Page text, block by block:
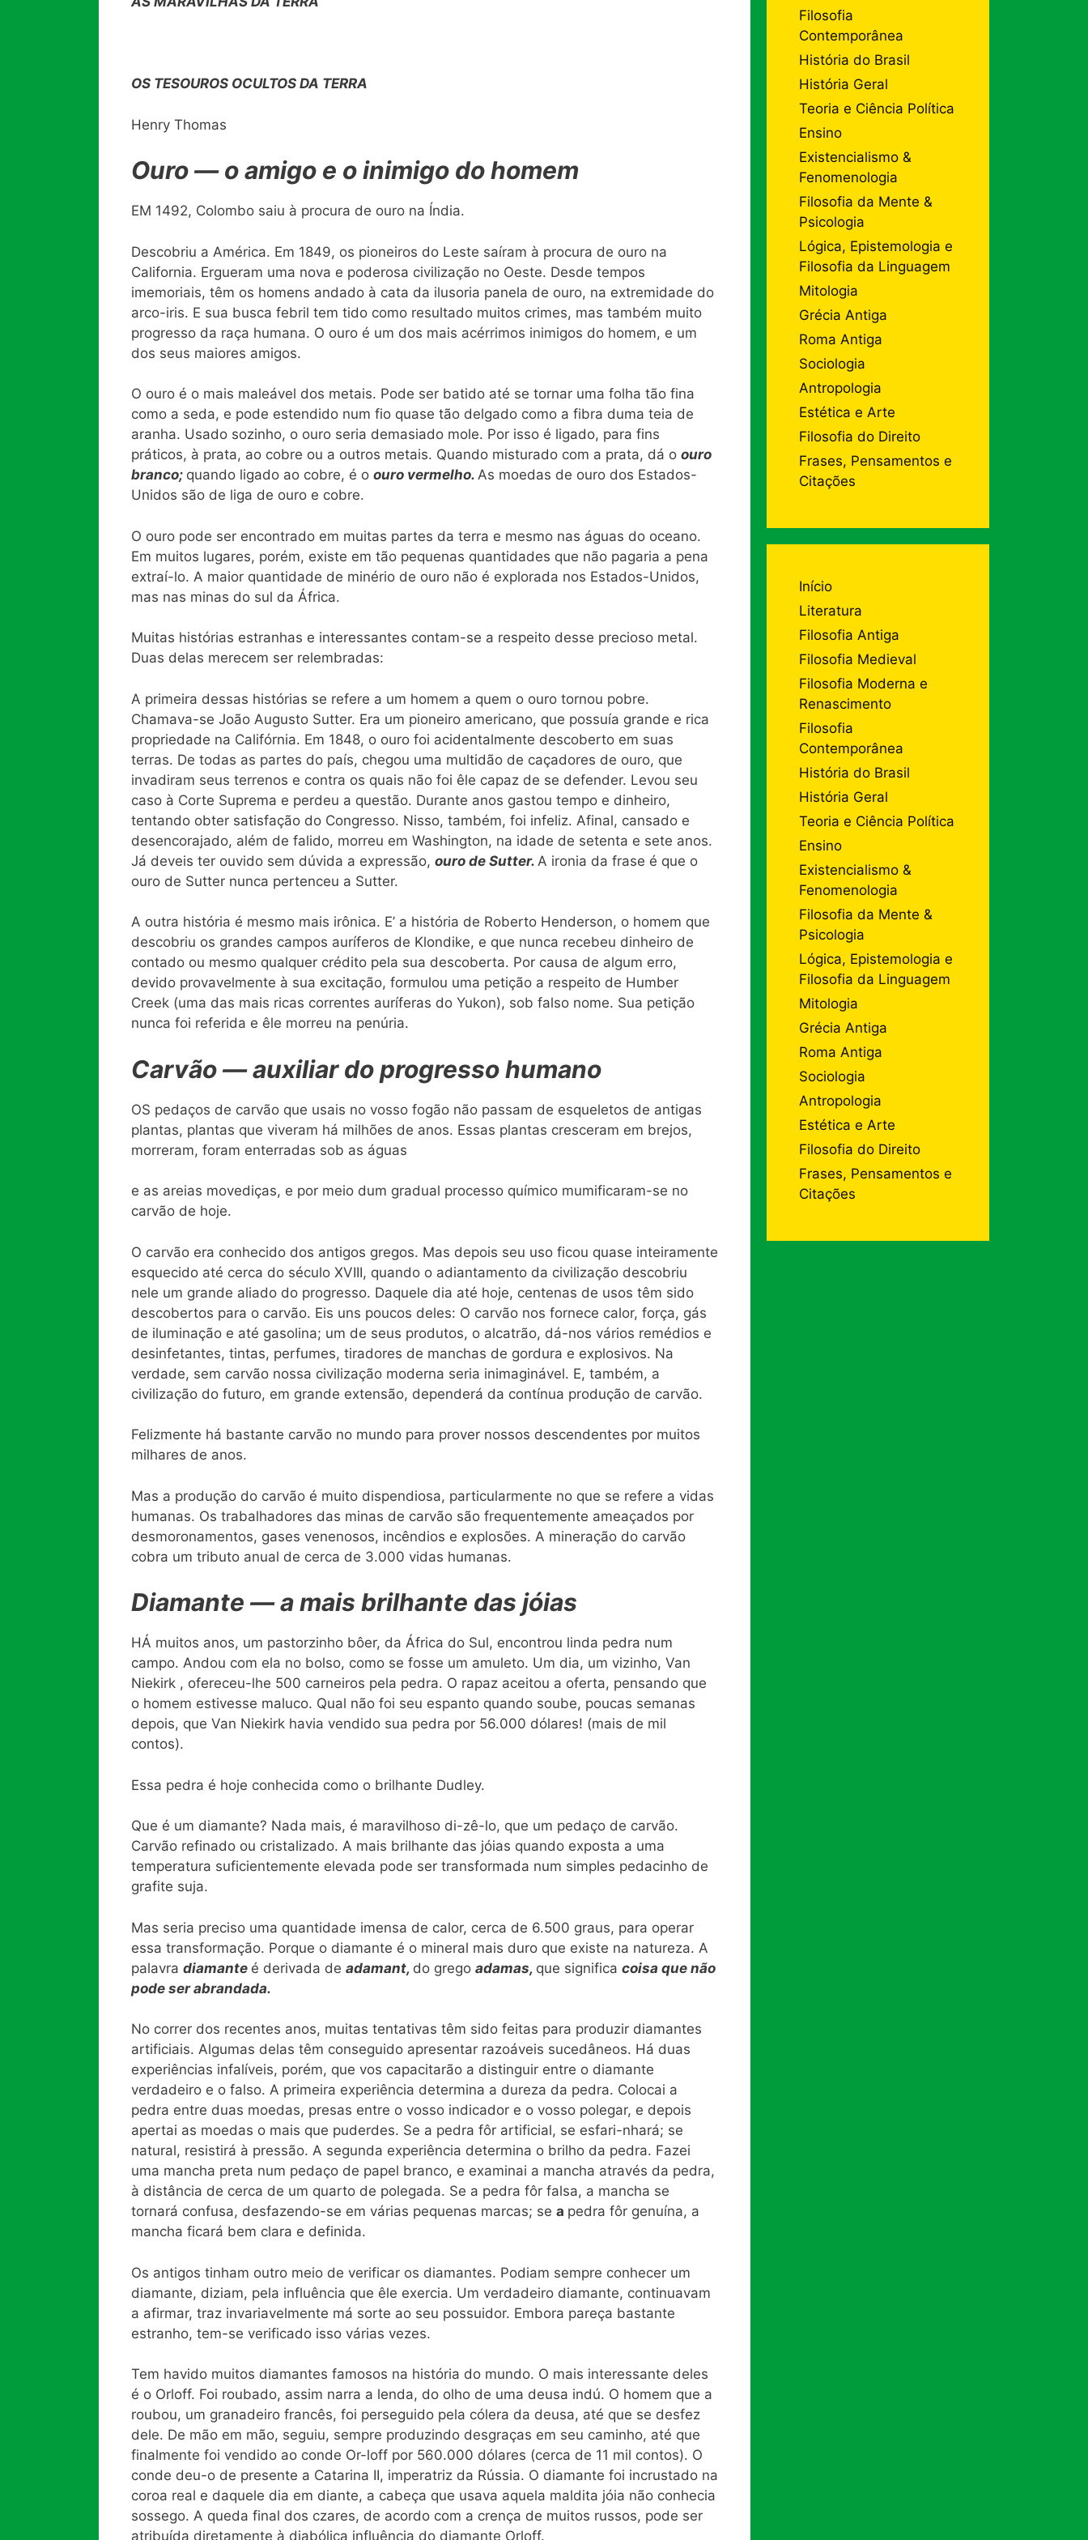
OS TESOUROS OCULTOS DA TERRA
Henry Thomas
Ouro — o amigo e o inimigo do homem
EM 1492, Colombo saiu à procura de ouro na Índia.
Descobriu a América. Em 1849, os pioneiros do Leste saíram à procura de ouro na
California. Ergueram uma nova e poderosa civilização no Oeste. Desde tempos
imemoriais, têm os homens andado à cata da ilusoria panela de ouro, na extremidade do
arco-iris. E sua busca febril tem tido como resultado muitos crimes, mas também muito
progresso da raça humana. O ouro é um dos mais acérrimos inimigos do homem, e um
dos seus maiores amigos.
O ouro é o mais maleável dos metais. Pode ser batido até se tornar uma folha tão fina
como a seda, e pode estendido num fio quase tão delgado como a fibra duma teia de
aranha. Usado sozinho, o ouro seria demasiado mole. Por isso é ligado, para fins
práticos, à prata, ao cobre ou a outros metais. Quando misturado com a prata, dá o ouro
branco; quando ligado ao cobre, é o ouro vermelho. As moedas de ouro dos Estados-
Unidos são de liga de ouro e cobre.
O ouro pode ser encontrado em muitas partes da terra e mesmo nas águas do oceano.
Em muitos lugares, porém, existe em tão pequenas quantidades que não pagaria a pena
extraí-lo. A maior quantidade de minério de ouro não é explorada nos Estados-Unidos,
mas nas minas do sul da África.
Muitas histórias estranhas e interessantes contam-se a respeito desse precioso metal.
Duas delas merecem ser relembradas:
A primeira dessas histórias se refere a um homem a quem o ouro tornou pobre.
Chamava-se João Augusto Sutter. Era um pioneiro americano, que possuía grande e rica
propriedade na Califórnia. Em 1848, o ouro foi acidentalmente descoberto em suas
terras. De todas as partes do país, chegou uma multidão de caçadores de ouro, que
invadiram seus terrenos e contra os quais não foi êle capaz de se defender. Levou seu
caso à Corte Suprema e perdeu a questão. Durante anos gastou tempo e dinheiro,
tentando obter satisfação do Congresso. Nisso, também, foi infeliz. Afinal, cansado e
desencorajado, além de falido, morreu em Washington, na idade de setenta e sete anos.
Já deveis ter ouvido sem dúvida a expressão, ouro de Sutter. A ironia da frase é que o
ouro de Sutter nunca pertenceu a Sutter.
A outra história é mesmo mais irônica. E’ a história de Roberto Henderson, o homem que
descobriu os grandes campos auríferos de Klondike, e que nunca recebeu dinheiro de
contado ou mesmo qualquer crédito pela sua descoberta. Por causa de algum erro,
devido provavelmente à sua excitação, formulou uma petição a respeito de Humber
Creek (uma das mais ricas correntes auríferas do Yukon), sob falso nome. Sua petição
nunca foi referida e êle morreu na penúria.
Carvão — auxiliar do progresso humano
OS pedaços de carvão que usais no vosso fogão não passam de esqueletos de antigas
plantas, plantas que viveram há milhões de anos. Essas plantas cresceram em brejos,
morreram, foram enterradas sob as águas
e as areias movediças, e por meio dum gradual processo químico mumificaram-se no
carvão de hoje.
O carvão era conhecido dos antigos gregos. Mas depois seu uso ficou quase inteiramente
esquecido até cerca do século XVIII, quando o adiantamento da civilização descobriu
nele um grande aliado do progresso. Daquele dia até hoje, centenas de usos têm sido
descobertos para o carvão. Eis uns poucos deles: O carvão nos fornece calor, força, gás
de iluminação e até gasolina; um de seus produtos, o alcatrão, dá-nos vários remédios e
desinfetantes, tintas, perfumes, tiradores de manchas de gordura e explosivos. Na
verdade, sem carvão nossa civilização moderna seria inimaginável. E, também, a
civilização do futuro, em grande extensão, dependerá da contínua produção de carvão.
Felizmente há bastante carvão no mundo para prover nossos descendentes por muitos
milhares de anos.
Mas a produção do carvão é muito dispendiosa, particularmente no que se refere a vidas
humanas. Os trabalhadores das minas de carvão são frequentemente ameaçados por
desmoronamentos, gases venenosos, incêndios e explosões. A mineração do carvão
cobra um tributo anual de cerca de 3.000 vidas humanas.
Diamante — a mais brilhante das jóias
HÁ muitos anos, um pastorzinho bôer, da África do Sul, encontrou linda pedra num
campo. Andou com ela no bolso, como se fosse um amuleto. Um dia, um vizinho, Van
Niekirk , ofereceu-lhe 500 carneiros pela pedra. O rapaz aceitou a oferta, pensando que
o homem estivesse maluco. Qual não foi seu espanto quando soube, poucas semanas
depois, que Van Niekirk havia vendido sua pedra por 56.000 dólares! (mais de mil
contos).
Essa pedra é hoje conhecida como o brilhante Dudley.
Que é um diamante? Nada mais, é maravilhoso di-zê-lo, que um pedaço de carvão.
Carvão refinado ou cristalizado. A mais brilhante das jóias quando exposta a uma
temperatura suficientemente elevada pode ser transformada num simples pedacinho de
grafite suja.
Mas seria preciso uma quantidade imensa de calor, cerca de 6.500 graus, para operar
essa transformação. Porque o diamante é o mineral mais duro que existe na natureza. A
palavra diamante é derivada de adamant, do grego adamas, que significa coisa que não
pode ser abrandada.
No correr dos recentes anos, muitas tentativas têm sido feitas para produzir diamantes
artificiais. Algumas delas têm conseguido apresentar razoáveis sucedâneos. Há duas
experiências infalíveis, porém, que vos capacitarão a distinguir entre o diamante
verdadeiro e o falso. A primeira experiência determina a dureza da pedra. Colocai a
pedra entre duas moedas, presas entre o vosso indicador e o vosso polegar, e depois
apertai as moedas o mais que puderdes. Se a pedra fôr artificial, se esfari-nhará; se
natural, resistirá à pressão. A segunda experiência determina o brilho da pedra. Fazei
uma mancha preta num pedaço de papel branco, e examinai a mancha através da pedra,
à distância de cerca de um quarto de polegada. Se a pedra fôr falsa, a mancha se
tornará confusa, desfazendo-se em várias pequenas marcas; se a pedra fôr genuína, a
mancha ficará bem clara e definida.
Os antigos tinham outro meio de verificar os diamantes. Podiam sempre conhecer um
diamante, diziam, pela influência que êle exercia. Um verdadeiro diamante, continuavam
a afirmar, traz invariavelmente má sorte ao seu possuidor. Embora pareça bastante
estranho, tem-se verificado isso várias vezes.
Tem havido muitos diamantes famosos na história do mundo. O mais interessante deles
é o Orloff. Foi roubado, assim narra a lenda, do olho de uma deusa indú. O homem que a
roubou, um granadeiro francês, foi perseguido pela cólera da deusa, até que se desfez
dele. De mão em mão, seguiu, sempre produzindo desgraças em seu caminho, até que
finalmente foi vendido ao conde Or-loff por 560.000 dólares (cerca de 11 mil contos). O
conde deu-o de presente a Catarina II, imperatriz da Rússia. O diamante foi incrustado na
coroa real e daquele dia em diante, a cabeça que usava aquela maldita jóia não conhecia
sossego. A queda final dos czares, de acordo com a crença de muitos russos, pode ser
atribuída diretamente à diabólica influência do diamante Orloff.
Filosofia
Contemporânea
História do Brasil
História Geral
Teoria e Ciência Política
Ensino
Existencialismo &
Fenomenologia
Filosofia da Mente &
Psicologia
Lógica, Epistemologia e
Filosofia da Linguagem
Mitologia
Grécia Antiga
Roma Antiga
Sociologia
Antropologia
Estética e Arte
Filosofia do Direito
Frases, Pensamentos e
Citações
Início
Literatura
Filosofia Antiga
Filosofia Medieval
Filosofia Moderna e
Renascimento
Filosofia
Contemporânea
História do Brasil
História Geral
Teoria e Ciência Política
Ensino
Existencialismo &
Fenomenologia
Filosofia da Mente &
Psicologia
Lógica, Epistemologia e
Filosofia da Linguagem
Mitologia
Grécia Antiga
Roma Antiga
Sociologia
Antropologia
Estética e Arte
Filosofia do Direito
Frases, Pensamentos e
Citações